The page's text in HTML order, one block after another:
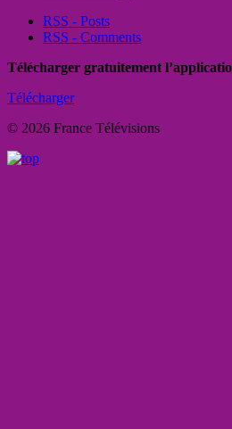
RSS - Posts
RSS - Comments
Télécharger gratuitement
Télécharger
© 2026 France Télévisions